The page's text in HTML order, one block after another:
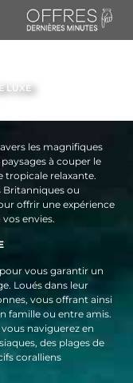
LUXE
les magnifiques
à couper le
tropicale relaxante.
Britanniques ou
offrir une expérience
envies.
vous garantir un
Loués dans leur
vous offrant ainsi
famille ou entre amis.
naviguerez en
des plages de
coralliens